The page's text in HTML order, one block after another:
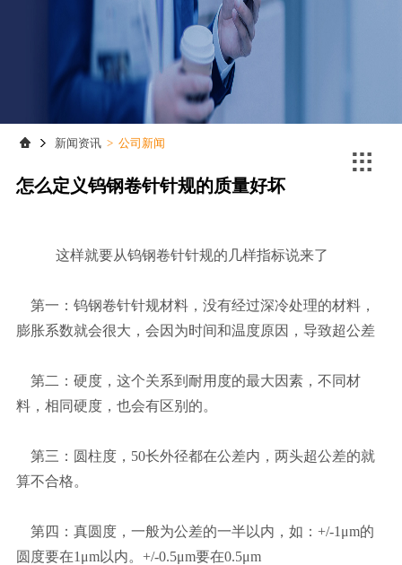
团队风采
联系我们
团队风采
联系我们
辊类型/包胶类型产品
超声波焊机及模具
辊类型/包胶类型产品
超声波焊机及模具
新闻资讯 > 公司新闻

怎么定义钨钢卷针针规的质量好坏
这样就要从钨钢卷针针规的几样指标说来了
第一： 钨钢卷针针规材料，没有经过深冷处理的材料，
膨胀系数就会很大，会因为时间和温度原因，导致超公差
第二：硬度，这个关系到耐用度的最大因素，不同材
料，相同硬度，也会有区别的。
第三：圆柱度，50长外径都在公差内，两头超公差的就
算不合格。
第四：真圆度，一般为公差的一半以内，如：+/-1μm的
圆度要在1μm以内。+/-0.5μm要在0.5μm